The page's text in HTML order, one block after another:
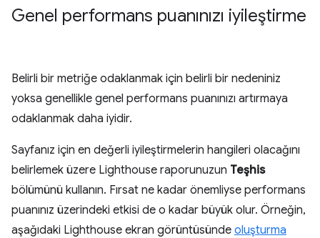
Genel performans puanınızı iyileştirme
Belirli bir metriğe odaklanmak için belirli bir nedeniniz
yoksa genellikle genel performans puanınızı artırmaya
odaklanmak daha iyidir.
Sayfanız için en değerli iyileştirmelerin hangileri olacağını
belirlemek üzere Lighthouse raporunuzun Teşhis
bölümünü kullanın. Fırsat ne kadar önemliyse performans
puanınız üzerindeki etkisi de o kadar büyük olur. Örneğin,
aşağıdaki Lighthouse ekran görüntüsünde oluşturma